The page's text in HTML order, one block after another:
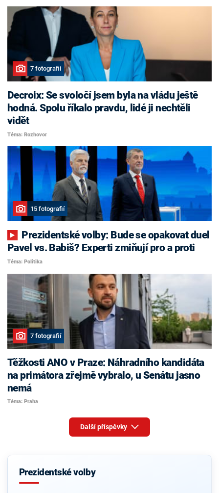
7 fotografií
Decroix: Se svoločí jsem byla na vládu ještě
hodná. Spolu říkalo pravdu, lidé ji nechtěli
vidět
Téma: Rozhovor
15 fotografií
Pavel vs. Babiš? Experti zmiňují pro a proti
Téma: Politika
7 fotografií
Těžkosti ANO v Praze: Náhradního kandidáta
na primátora zřejmě vybralo, u Senátu jasno
nemá
Téma: Praha
Další příspěvky
Prezidentské volby